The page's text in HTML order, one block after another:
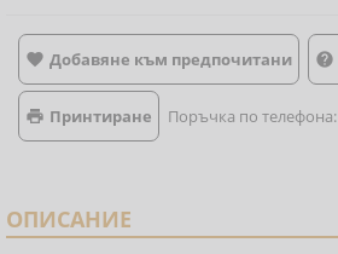
 Добавяне към предпочитани 
 Принтиране Поръчка по телефона:
ОПИСАНИЕ